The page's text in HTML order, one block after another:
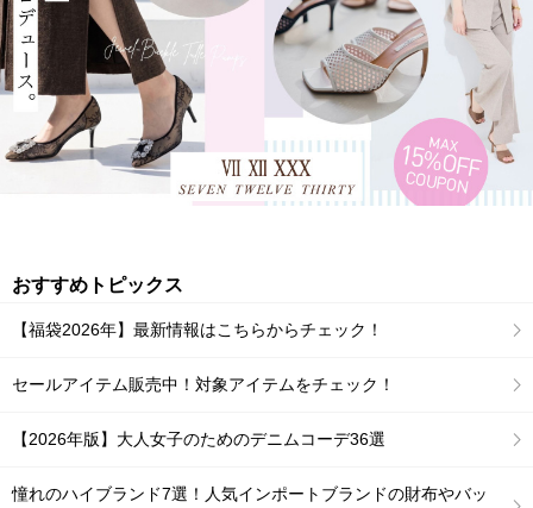
おすすめトピックス
【福袋2026年】最新情報はこちらからチェック！
セールアイテム販売中！対象アイテムをチェック！
【2026年版】大人女子のためのデニムコーデ36選
憧れのハイブランド7選！人気インポートブランドの財布やバッ